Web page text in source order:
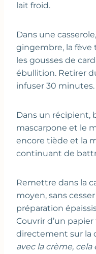
lait froid.
Dans une
gingembre, la fève
les gousses de
ébullition. Retirer
infuser 30 minutes.
Dans un récipient,
mascarpone et le
encore tiède et la
continuant de
Remettre dans la
moyen, sans
préparation
Couvrir d’un
directement sur la
avec la crème,